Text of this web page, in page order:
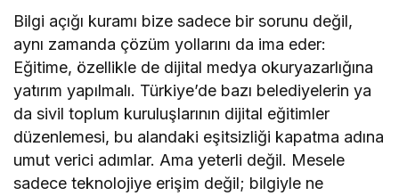
Bilgi açığı kuramı bize sadece bir sorunu değil,
aynı zamanda çözüm yollarını da ima eder:
Eğitime, özellikle de dijital medya okuryazarlığına
yatırım yapılmalı. Türkiye’de bazı belediyelerin ya
da sivil toplum kuruluşlarının dijital eğitimler
düzenlemesi, bu alandaki eşitsizliği kapatma adına
umut verici adımlar. Ama yeterli değil. Mesele
sadece teknolojiye erişim değil; bilgiyle ne